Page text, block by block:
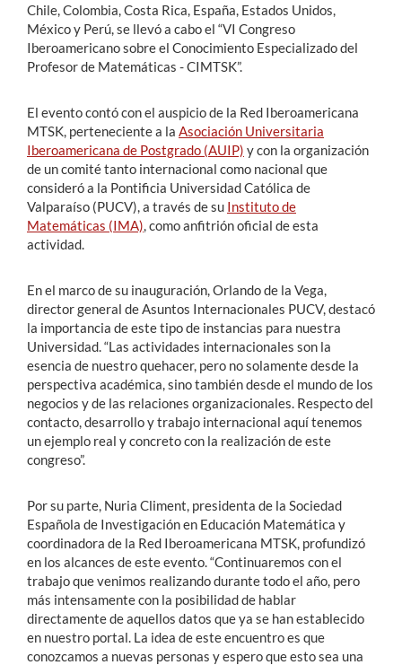
Chile, Colombia, Costa Rica, España, Estados Unidos,
México y Perú, se llevó a cabo el “VI Congreso
Iberoamericano sobre el Conocimiento Especializado del
Profesor de Matemáticas - CIMTSK”.
El evento contó con el auspicio de la Red Iberoamericana
MTSK, perteneciente a la Asociación Universitaria
Iberoamericana de Postgrado (AUIP) y con la organización
de un comité tanto internacional como nacional que
consideró a la Pontificia Universidad Católica de
Valparaíso (PUCV), a través de su Instituto de
Matemáticas (IMA) , como anfitrión oficial de esta
actividad.
En el marco de su inauguración, Orlando de la Vega,
director general de Asuntos Internacionales PUCV, destacó
la importancia de este tipo de instancias para nuestra
Universidad. “Las actividades internacionales son la
esencia de nuestro quehacer, pero no solamente desde la
perspectiva académica, sino también desde el mundo de los
negocios y de las relaciones organizacionales. Respecto del
contacto, desarrollo y trabajo internacional aquí tenemos
un ejemplo real y concreto con la realización de este
congreso”.
Por su parte, Nuria Climent, presidenta de la Sociedad
Española de Investigación en Educación Matemática y
coordinadora de la Red Iberoamericana MTSK, profundizó
en los alcances de este evento. “Continuaremos con el
trabajo que venimos realizando durante todo el año, pero
más intensamente con la posibilidad de hablar
directamente de aquellos datos que ya se han establecido
en nuestro portal. La idea de este encuentro es que
conozcamos a nuevas personas y espero que esto sea una